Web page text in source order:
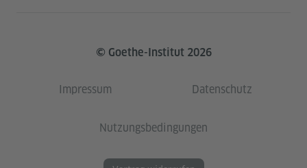
© Goethe-Institut 2026
Impressum Datenschutz
Nutzungsbedingungen